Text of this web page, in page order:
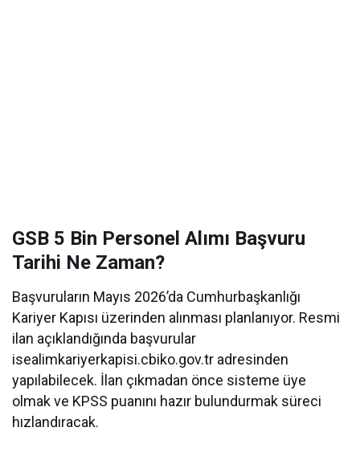
GSB 5 Bin Personel Alımı Başvuru
Tarihi Ne Zaman?
Başvuruların Mayıs 2026’da Cumhurbaşkanlığı
Kariyer Kapısı üzerinden alınması planlanıyor. Resmi
ilan açıklandığında başvurular
isealimkariyerkapisi.cbiko.gov.tr adresinden
yapılabilecek. İlan çıkmadan önce sisteme üye
olmak ve KPSS puanını hazır bulundurmak süreci
hızlandıracak.